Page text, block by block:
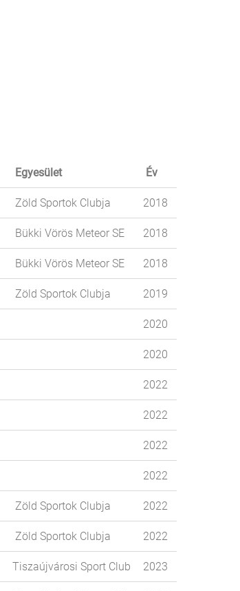
Egyesület Év
Zöld Sportok Clubja 2018
Bükki Vörös Meteor SE 2018
Bükki Vörös Meteor SE 2018
Zöld Sportok Clubja 2019
2020
2020
2022
2022
2022
2022
Zöld Sportok Clubja 2022
Zöld Sportok Clubja 2022
Tiszaújvárosi Sport Club 2023